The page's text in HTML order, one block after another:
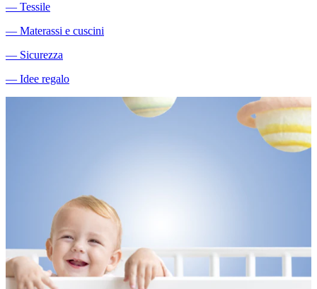
― Tessile
― Materassi e cuscini
― Sicurezza
― Idee regalo